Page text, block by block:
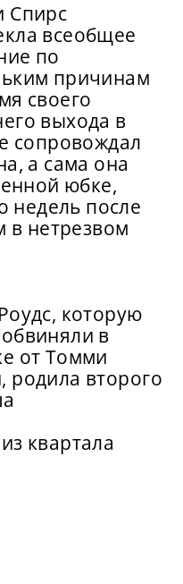
Спирс
всеобщее
по
причинам
своего
выхода в
сопровождал
а сама она
юбке,
недель после
в нетрезвом
которую
в
от Томми
родила второго
квартала